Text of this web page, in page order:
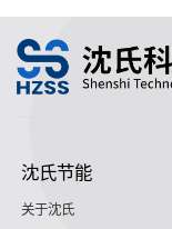
沈氏节能
关于沈氏